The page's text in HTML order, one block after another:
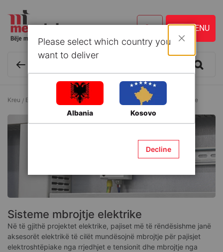
Kreu Elektrike Sisteme sigurie elektike Sisteme mbrojtje elektrike
Sisteme mbrojtje elektrike
Në të gjithë projektet elektrike, pajiset më të rëndësishme janë
aksesorët elektrikë të cilët mundësojnë mbrojtje për pajisjet
elektroshtëpiake nga rrjedhjet e tensionit dhe mbrojtje nga
Please select which country you
want to deliver
Albania Kosovo
Decline